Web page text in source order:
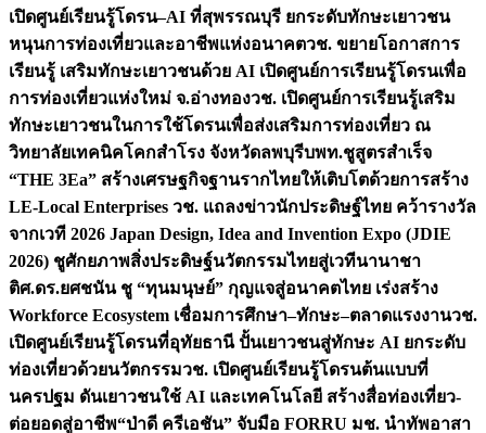
เปิดศูนย์เรียนรู้โดรน–AI ที่สุพรรณบุรี ยกระดับทักษะเยาวชน
หนุนการท่องเที่ยวและอาชีพแห่งอนาคตวช. ขยายโอกาสการ
เรียนรู้ เสริมทักษะเยาวชนด้วย AI เปิดศูนย์การเรียนรู้โดรนเพื่อ
การท่องเที่ยวแห่งใหม่ จ.อ่างทองวช. เปิดศูนย์การเรียนรู้เสริม
ทักษะเยาวชนในการใช้โดรนเพื่อส่งเสริมการท่องเที่ยว ณ
วิทยาลัยเทคนิคโคกสำโรง จังหวัดลพบุรีบพท.ชูสูตรสำเร็จ
“THE 3Ea” สร้างเศรษฐกิจฐานรากไทยให้เติบโตด้วยการสร้าง
LE-Local Enterprises วช. แถลงข่าวนักประดิษฐ์ไทย คว้ารางวัล
จากเวที 2026 Japan Design, Idea and Invention Expo (JDIE
2026) ชูศักยภาพสิ่งประดิษฐ์นวัตกรรมไทยสู่เวทีนานาชา
ติศ.ดร.ยศชนัน ชู “ทุนมนุษย์” กุญแจสู่อนาคตไทย เร่งสร้าง
Workforce Ecosystem เชื่อมการศึกษา–ทักษะ–ตลาดแรงงานวช.
เปิดศูนย์เรียนรู้โดรนที่อุทัยธานี ปั้นเยาวชนสู่ทักษะ AI ยกระดับ
ท่องเที่ยวด้วยนวัตกรรมวช. เปิดศูนย์เรียนรู้โดรนต้นแบบที่
นครปฐม ดันเยาวชนใช้ AI และเทคโนโลยี สร้างสื่อท่องเที่ยว-
ต่อยอดสู่อาชีพ“ป่าดี ครีเอชัน” จับมือ FORRU มช. นำทัพอาสา